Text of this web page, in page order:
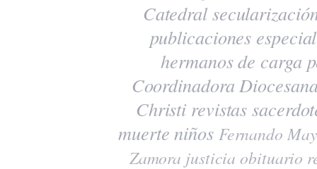
Catedral
publicaciones
hermanos de carga
Coordinadora
Christi revistas
muerte niños Fernando
Zamora justicia obituario